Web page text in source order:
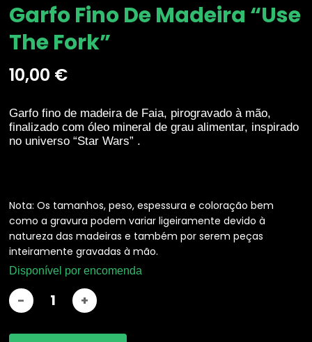
Garfo Fino De Madeira “Use
The Fork”
10,00 €
Garfo fino de madeira de Faia, pirogravado à mão,
finalizado com óleo mineral de grau alimentar, inspirado
no universo “Star Wars” .
Nota: Os tamanhos, peso, espessura e coloração bem
como a gravura podem variar ligeiramente devido à
natureza das madeiras e também por serem peças
inteiramente gravadas à mão.
Disponível por encomenda
Necessárias
Estas cookies
não são
opcionais.
Elas são
para que o